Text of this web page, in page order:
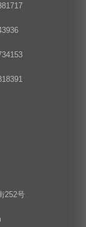
252号